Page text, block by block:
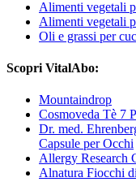
Alimenti vegetali
Alimenti vegetali
Oli e grassi per
Scopri VitalAbo:
Mountaindrop
Cosmoveda Tè 7
Dr. med.
Capsule per Occhi
Allergy Research
Alnatura Fiocchi